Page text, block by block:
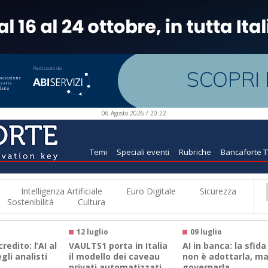
06 Agosto 2026 / 20:22
Temi Speciali eventi Rubriche Bancaforte
Intelligenza Artificiale Euro Digitale
Sicurezza
Sostenibilità Cultura
l’AI al
analisti
12 luglio
VAULTS1 porta in Italia
il modello dei caveau
09 luglio
AI in banca: la sfida
non è adottarla, ma